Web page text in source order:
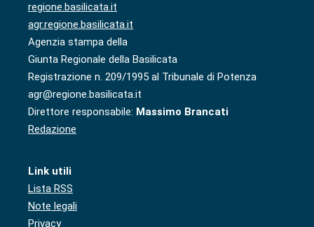
regione.basilicata.it
agr.regione.basilicata.it
Agenzia stampa della
Giunta Regionale della Basilicata
Registrazione n. 209/1995 al Tribunale di Potenza
agr@regione.basilicata.it
Direttore responsabile: Massimo Brancati
Redazione
Link utili
Lista RSS
Note legali
Privacy